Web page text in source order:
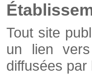
Tout site
un lien
diffusées